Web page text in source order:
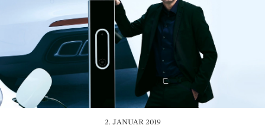
2. JANUAR 2019